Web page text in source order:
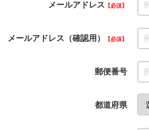
メールアドレス 必須
メールアドレス（確認用） 必須
郵便番号
都道府県